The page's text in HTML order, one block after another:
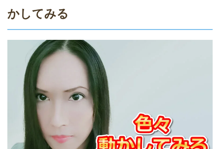
かしてみる